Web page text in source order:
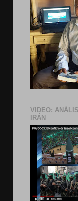
VIDEO:
IRÁN